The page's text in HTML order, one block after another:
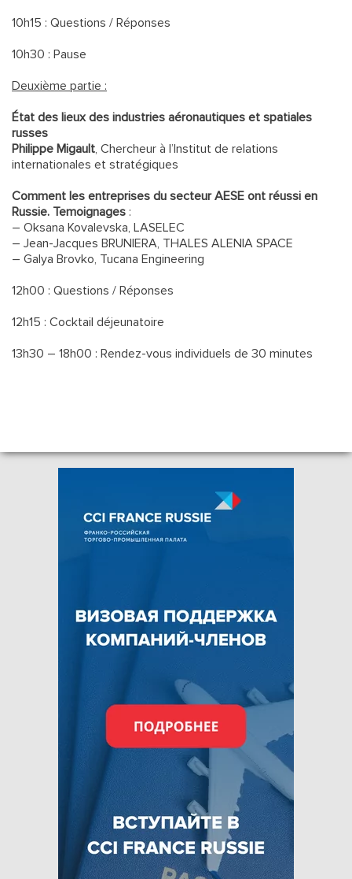
10h15 : Questions / Réponses
10h30 : Pause
Deuxième partie :
État des lieux des industries aéronautiques et spatiales
russes
Philippe Migault, Chercheur à l’Institut de relations
internationales et stratégiques
Comment les entreprises du secteur AESE ont réussi en
Russie. Temoignages :
– Oksana Kovalevska, LASELEC
– Jean-Jacques BRUNIERA, THALES ALENIA SPACE
– Galya Brovko, Tucana Engineering
12h00 : Questions / Réponses
12h15 : Cocktail déjeunatoire
13h30 – 18h00 : Rendez-vous individuels de 30 minutes